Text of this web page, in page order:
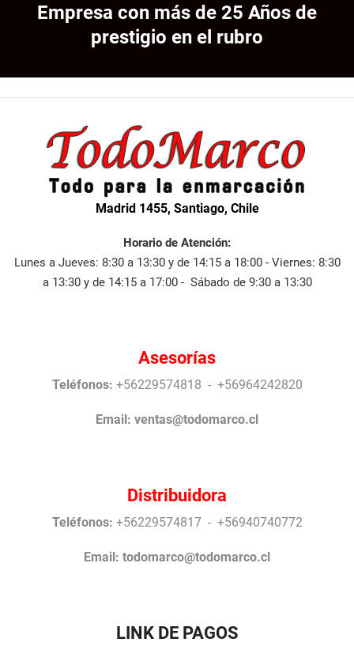
Empresa con más de 25 Años de
prestigio en el rubro
Madrid 1455, Santiago, Chile
Horario de Atención:
Lunes a Jueves: 8:30 a 13:30 y de 14:15 a 18:00 - Viernes: 8:30
a 13:30 y de 14:15 a 17:00 - Sábado de 9:30 a 13:30
Asesorías
Teléfonos: +56229574818 - +56964242820
Email: ventas@todomarco.cl
Distribuidora
Teléfonos: +56229574817 - +56940740772
Email: todomarco@todomarco.cl
LINK DE PAGOS